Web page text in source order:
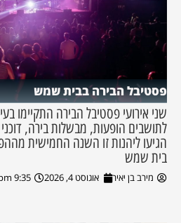
פסטיבל הבירה בבית שמש
שני אירועי פסטיבל הבירה התקיימו
לתושבים הופעות, מבשלות בירה,
הגיעו ליהנות זו השנה החמישית
בית שמש
מירב בן יאיר אוגוסט 4, 2026 9:35 pm